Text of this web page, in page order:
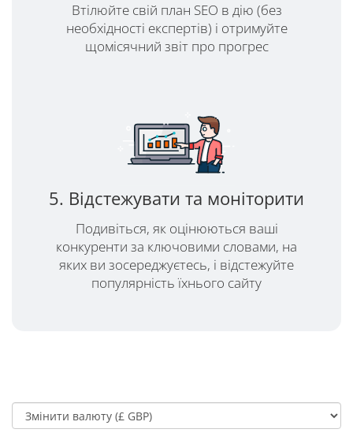
Втілюйте свій план SEO в дію (без
необхідності експертів) і отримуйте
щомісячний звіт про прогрес
5. Відстежувати та моніторити
Подивіться, як оцінюються ваші
конкуренти за ключовими словами, на
яких ви зосереджуєтесь, і відстежуйте
популярність їхнього сайту